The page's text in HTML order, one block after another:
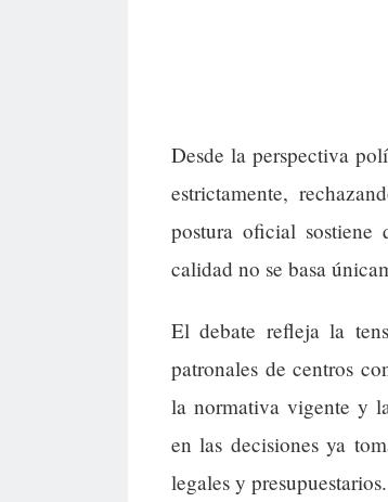
Desde la perspectiva
estrictamente,
postura oficial
calidad no se basa
El debate refleja la
patronales de centros
la normativa vigente y
en las decisiones ya
legales y presupuestarios.